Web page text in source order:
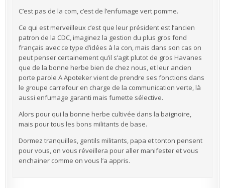
C’est pas de la com, c’est de l’enfumage vert pomme.
Ce qui est merveilleux c’est que leur président est l’ancien
patron de la CDC, imaginez la gestion du plus gros fond
français avec ce type d’idées à la con, mais dans son cas on
peut penser certainement qu’il s’agit plutot de gros Havanes
que de la bonne herbe bien de chez nous, et leur ancien
porte parole A Apoteker vient de prendre ses fonctions dans
le groupe carrefour en charge de la communication verte, là
aussi enfumage garanti mais fumette sélective.
Alors pour qui la bonne herbe cultivée dans la baignoire,
mais pour tous les bons militants de base.
Dormez tranquilles, gentils militants, papa et tonton pensent
pour vous, on vous réveillera pour aller manifester et vous
enchainer comme on vous l’a appris.